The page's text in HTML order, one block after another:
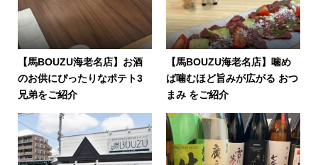
【馬BOUZU海老名店】お酒
のお供にぴったりなポテト3
兄弟をご紹介
【馬BOUZU海老名店】噛め
ば噛むほど旨みが広がる おつ
まみ をご紹介